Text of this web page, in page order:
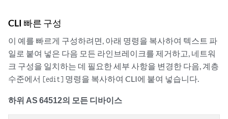
CLI 빠른 구성
이 예를 빠르게 구성하려면, 아래 명령을 복사하여 텍스트 파
일로 붙여 넣은 다음 모든 라인브레이크를 제거하고, 네트워
크 구성을 일치하는 데 필요한 세부 사항을 변경한 다음, 계층
수준에서 [edit] 명령을 복사하여 CLI에 붙여 넣습니다.
하위 AS 64512의 모든 디바이스